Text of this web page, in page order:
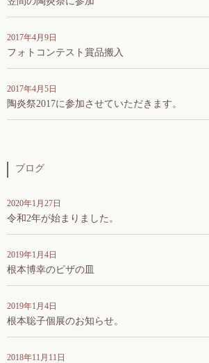
2017年4月9日
フォトコンテスト賞品搬入
2017年4月5日
陶炎祭2017に参加させていただきます。
ブログ
2020年1月27日
令和2年が始まりました。
2019年1月4日
根本博幸のピザの皿
2019年1月4日
根本聡子個展のお知らせ。
2018年11月11日